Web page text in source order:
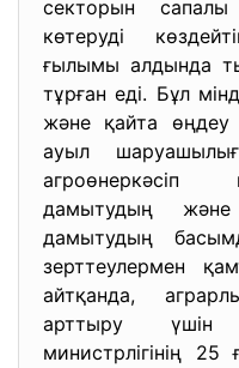
секторын
көтеруді
ғылымы алдында
тұрған еді. Бұл
және қайта өңдеу
ауыл
дамытудың
дамытудың
зерттеулермен
айтқанда,
арттыру үшін
министрлігінің